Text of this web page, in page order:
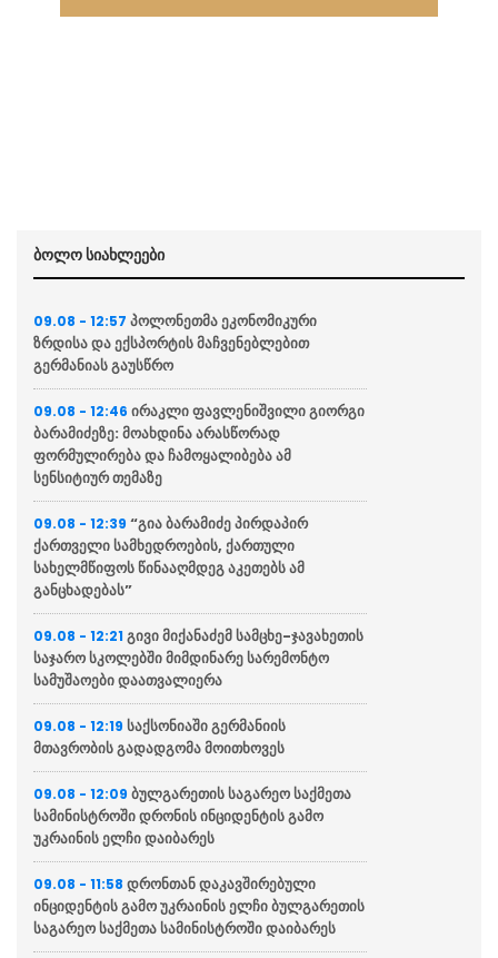
ბოლო სიახლეები
09.08 - 12:57 პოლონეთმა ეკონომიკური
ზრდისა და ექსპორტის მაჩვენებლებით
გერმანიას გაუსწრო
09.08 - 12:46 ირაკლი ფავლენიშვილი გიორგი
ბარამიძეზე: მოახდინა არასწორად
ფორმულირება და ჩამოყალიბება ამ
სენსიტიურ თემაზე
09.08 - 12:39 “გია ბარამიძე პირდაპირ
ქართველი სამხედროების, ქართული
სახელმწიფოს წინააღმდეგ აკეთებს ამ
განცხადებას”
09.08 - 12:21 გივი მიქანაძემ სამცხე-ჯავახეთის
საჯარო სკოლებში მიმდინარე სარემონტო
სამუშაოები დაათვალიერა
09.08 - 12:19 საქსონიაში გერმანიის
მთავრობის გადადგომა მოითხოვეს
09.08 - 12:09 ბულგარეთის საგარეო საქმეთა
სამინისტროში დრონის ინციდენტის გამო
უკრაინის ელჩი დაიბარეს
09.08 - 11:58 დრონთან დაკავშირებული
ინციდენტის გამო უკრაინის ელჩი ბულგარეთის
საგარეო საქმეთა სამინისტროში დაიბარეს